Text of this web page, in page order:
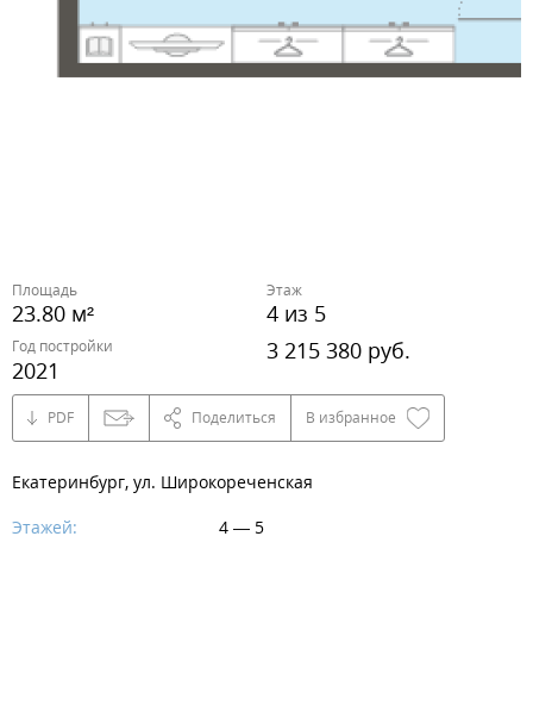
Площадь
23.80 м²
Этаж
4 из 5
Год постройки
2021
3 215 380 руб.
PDF Поделиться В избранное
Екатеринбург, ул. Широкореченская
Этажей:
4 — 5